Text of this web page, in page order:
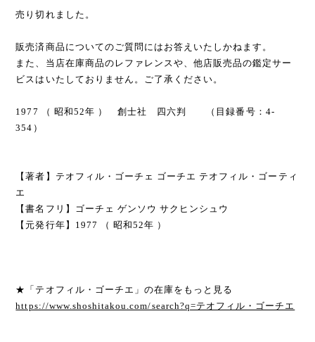
売り切れました。
販売済商品についてのご質問にはお答えいたしかねます。
また、当店在庫商品のレファレンスや、他店販売品の鑑定サー
ビスはいたしておりません。ご了承ください。
1977 （ 昭和52年 ） 創士社 四六判 （目録番号：4-
354）
【著者】テオフィル・ゴーチェ ゴーチエ テオフィル・ゴーティ
エ
【書名フリ】ゴーチェ ゲンソウ サクヒンシュウ
【元発行年】1977 （ 昭和52年 ）
★「テオフィル・ゴーチエ」の在庫をもっと見る
https://www.shoshitakou.com/search?q=テオフィル・ゴーチエ